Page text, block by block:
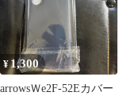
¥1,300
arrowsＷe2F-52Eカバー